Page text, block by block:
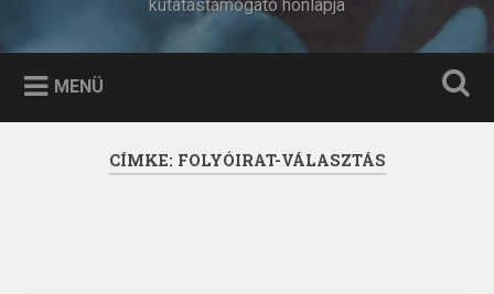
kutatástámogató honlapja
MENÜ
CÍMKE: FOLYÓIRAT-VÁLASZTÁS